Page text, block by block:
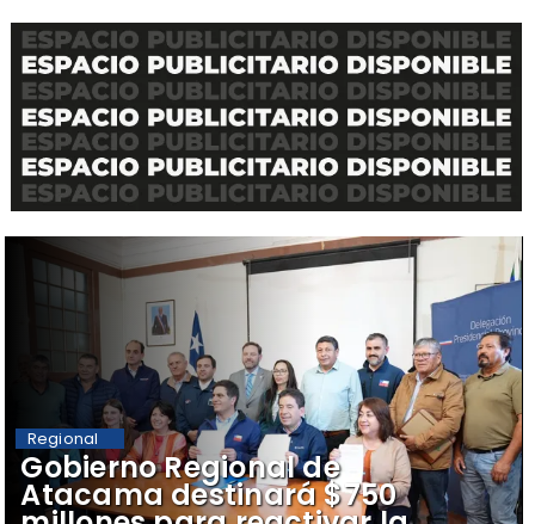
Gobierno Regional de
Atacama destinará $750
Regional